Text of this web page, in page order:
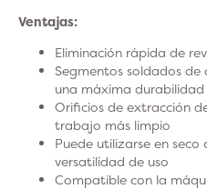
Ventajas:
Eliminación rápida de
Segmentos soldados
una máxima durabilidad
Orificios de extracción
trabajo más limpio
Puede utilizarse en
versatilidad de uso
Compatible con la